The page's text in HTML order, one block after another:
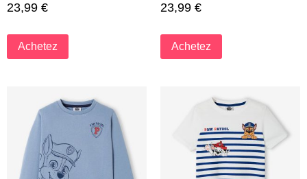
23,99 €
Achetez
23,99 €
Achetez